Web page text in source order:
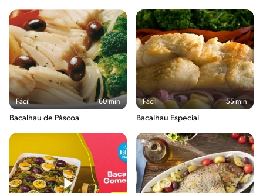
Fácil 60 min
Bacalhau de Páscoa
Fácil 55 min
Bacalhau Especial